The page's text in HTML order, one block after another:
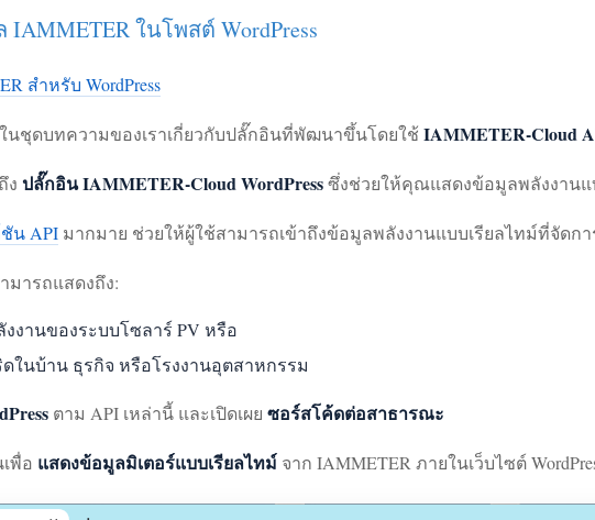
ในโพสต์ WordPress
สำหรับ WordPress
ในชุดบทความของเราเกี่ยวกับปลั๊กอินที่พัฒนาขึ้นโดยใช้ IAMMETER-Cloud
ง ปลั๊กอิน IAMMETER-Cloud WordPressซึ่งช่วยให้คุณแสดงข้อมูลพลังงานแ
น API มากมาย ช่วยให้ผู้ใช้สามารถเข้าถึงข้อมูลพลังงานแบบเรียลไทม์ที่จัดกา
มารถแสดงถึง:
งานของระบบโซลาร์ PV หรือ
ในบ้าน ธุรกิจ หรือโรงงานอุตสาหกรรม
ตาม API เหล่านี้ และเปิดเผย ซอร์สโค้ดต่อสาธารณะ
พื่อ แสดงข้อมูลมิเตอร์แบบเรียลไทม์ จาก IAMMETER ภายในเว็บไซต์